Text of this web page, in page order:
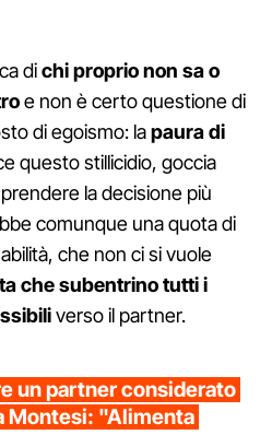
dichi proprio non sa o
e non è certo questione di
di egoismo: lapaura di
questo stillicidio, goccia
la decisione più
comunque una quota di
che non ci si vuole
che subentrino tutti i
verso il partner.
un partner considerato
Montesi: "Alimenta